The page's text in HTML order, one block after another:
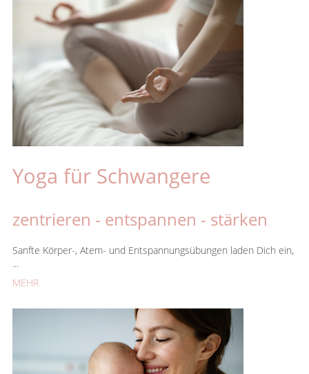
Yoga für Schwangere
zentrieren - entspannen - stärken
Sanfte Körper-, Atem- und Entspannungsübungen laden Dich ein,
...
MEHR